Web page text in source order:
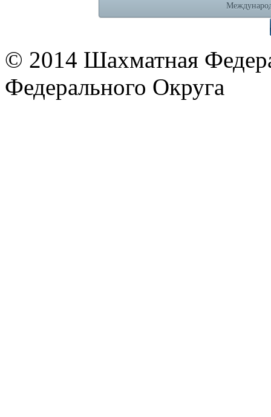
© 2014 Шахматная
Федерального Округа